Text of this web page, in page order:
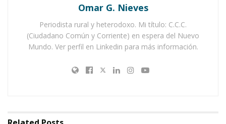
Omar G. Nieves
Periodista rural y heterodoxo. Mi título: C.C.C.
(Ciudadano Común y Corriente) en espera del Nuevo
Mundo. Ver perfil en Linkedin para más información.